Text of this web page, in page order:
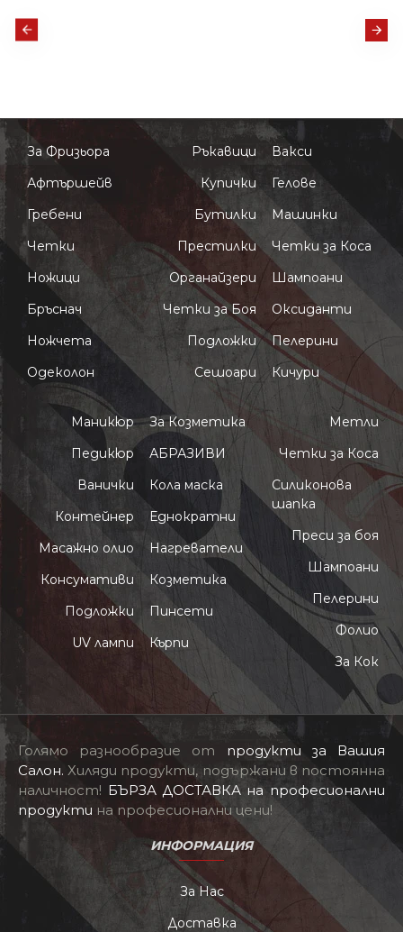
За Фризьора
Афтършейв
Гребени
Четки
Ножици
Бръснач
Ножчета
Одеколон
Ръкавици
Купички
Бутилки
Престилки
Органайзери
Четки за Боя
Подложки
Сешоари
Вакси
Гелове
Машинки
Четки за Коса
Шампоани
Оксиданти
Пелерини
Кичури
Маникюр
Педикюр
Ванички
Контейнер
Масажно олио
Консумативи
Подложки
UV лампи
За Козметика
АБРАЗИВИ
Кола маска
Еднократни
Нагреватели
Козметика
Пинсети
Кърпи
Метли
Четки за Коса
Силиконова
шапка
Преси за боя
Шампоани
Пелерини
Фолио
За Кок
Голямо разнообразие от продукти за Вашия
Салон.Хиляди продукти, подържани в постоянна
наличност! БЪРЗА ДОСТАВКА на професионални
продукти на професионални цени!
ИНФОРМАЦИЯ
За Нас
Доставка